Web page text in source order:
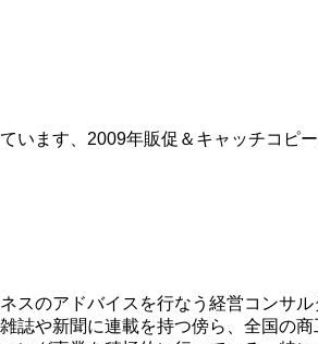
います、2009年販促＆キャッチコピ
スのアドバイスを行なう経営コンサ
誌や新聞に連載を持つ傍ら、全国の